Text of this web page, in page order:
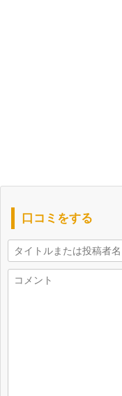
口コミをする